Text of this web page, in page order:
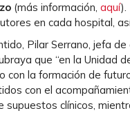
(más información, aquí).
en cada hospital,
Pilar Serrano, jefa
que “en la Unidad
con la formación de
con el
supuestos clínicos,